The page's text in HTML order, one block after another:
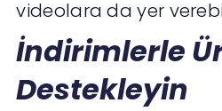
videolara da yer
İndirimlerle
Destekleyin